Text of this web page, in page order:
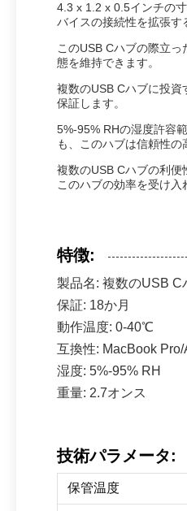
4.3 x 1.2 x 0.5インチの
バイスの接続性を拡張す
このUSB Cハブの際立
態を維持できます。
複数のUSB Cハブに投
保証します。
5%-95% RHの湿度許容
も、このハブは信頼性の
複数のUSB Cハブの利
このハブの効率を受け入
特徴:
製品名: 複数のUSB C
保証: 18か月
動作温度: 0-40℃
互換性: MacBook
湿度: 5%-95% RH
重量: 2.7オンス
技術パラメータ:
保管温度